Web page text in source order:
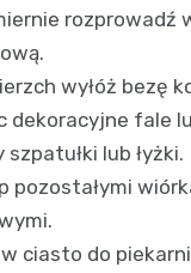
rozprowadź
wyłóż bezę
dekoracyjne fale
szpatułki lub łyżki.
pozostałymi
ciasto do